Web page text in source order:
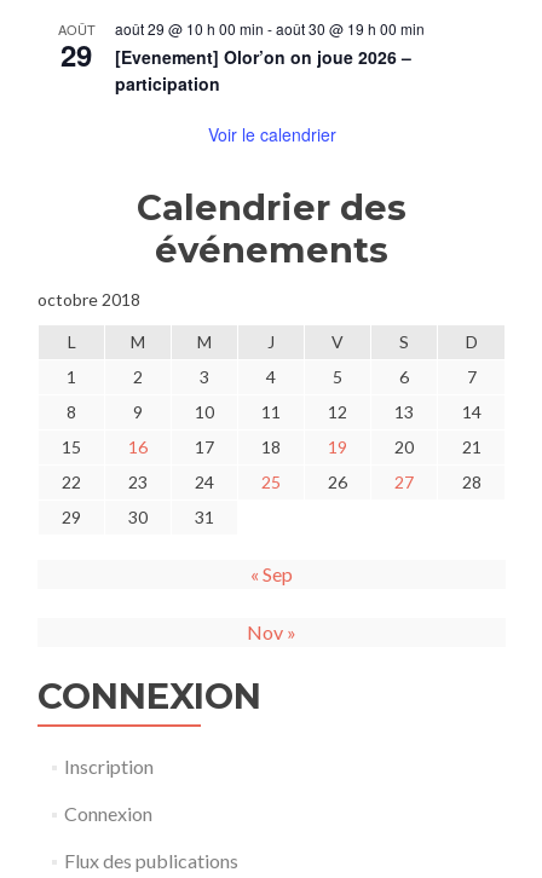
AOÛT
29
août 29 @ 10 h 00 min -août 30 @ 19 h 00 min
[Evenement] Olor’on on joue 2026 –
participation
Voir le calendrier
Calendrier des
événements
octobre 2018
L M M J V S
D
1
2 3 4 5 6
7
8
9 10 11 12 13
14
15
16 17 18 19 20
21
22
23 24 25 26 27
28
29
30 31
« Sep
Nov »
CONNEXION
Inscription
Connexion
Flux des publications